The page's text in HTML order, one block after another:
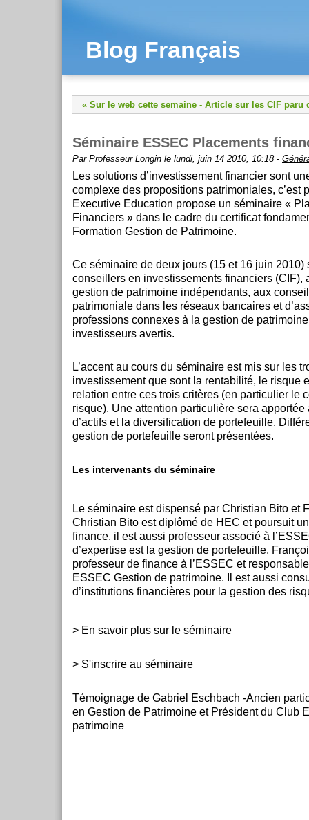
Blog Français
« Sur le web cette semaine - Article sur les CIF paru
Séminaire ESSEC Placements
Par Professeur Longin le lundi, juin 14 2010, 10:18 -
Les solutions d’investissement financier sont
complexe des propositions patrimoniales, c’est
Executive Education propose un séminaire «
Financiers » dans le cadre du certificat
Formation Gestion de Patrimoine.
Ce séminaire de deux jours (15 et 16 juin 2010)
conseillers en investissements financiers (CIF),
gestion de patrimoine indépendants, aux
patrimoniale dans les réseaux bancaires et
professions connexes à la gestion de
investisseurs avertis.
L’accent au cours du séminaire est mis sur les
investissement que sont la rentabilité, le risque
relation entre ces trois critères (en particulier le
risque). Une attention particulière sera apportée
d’actifs et la diversification de portefeuille.
gestion de portefeuille seront présentées.
Les intervenants du séminaire
Le séminaire est dispensé par Christian Bito et
Christian Bito est diplômé de HEC et poursuit
finance, il est aussi professeur associé à
d’expertise est la gestion de portefeuille.
professeur de finance à l’ESSEC et
ESSEC Gestion de patrimoine. Il est aussi
d’institutions financières pour la gestion des
> En savoir plus sur le séminaire
> S'inscrire au séminaire
Témoignage de Gabriel Eschbach -Ancien
en Gestion de Patrimoine et Président du Club
patrimoine